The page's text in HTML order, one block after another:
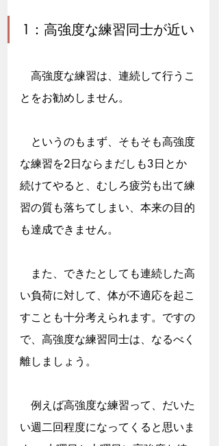
1：高強度な練習同士が近い
高強度な練習は、連続して行うこ
とをお勧めしません。
というのもまず、そもそも高強度
な練習を2日ならまだしも3日とか
続けてやると、むしろ疲労も出て練
習の質も落ちてしまい、本来の目的
も達成できません。
また、できたとしても連続した高
い負荷に対して、体が不適応を起こ
すことも十分考えられます。ですの
で、高強度な練習同士は、なるべく
離しましょう。
例えば高強度な練習って、だいた
い週二回程度になってくると思いま